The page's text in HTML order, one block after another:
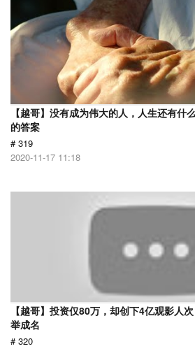
【越哥】没有成为伟大的人，人生还有什
的答案
# 319
2020-11-17 11:18
【越哥】投资仅80万，却创下4亿观影人
举成名
# 320